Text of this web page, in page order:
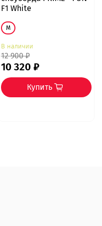
F1 White
M
В наличии
12 900 ₽
10 320 ₽
Купить